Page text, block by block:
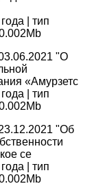
| тип
"О
«Амурзетс
| тип
"Об
се
| тип